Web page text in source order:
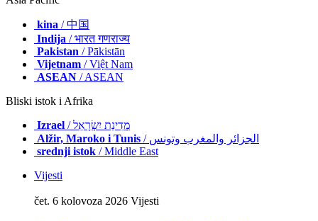
kina / 中国
Indija / भारत गणराज्य
Pakistan / Pākistān
Vijetnam / Việt Nam
ASEAN / ASEAN
Bliski istok i Afrika
Izrael
/ מְדִינַת יִשְׂרָאֵל
Alžir, Maroko i Tunis
/ الجزائر والمغرب وتونس
srednji istok / Middle East
Vijesti
čet. 6 kolovoza 2026 Vijesti